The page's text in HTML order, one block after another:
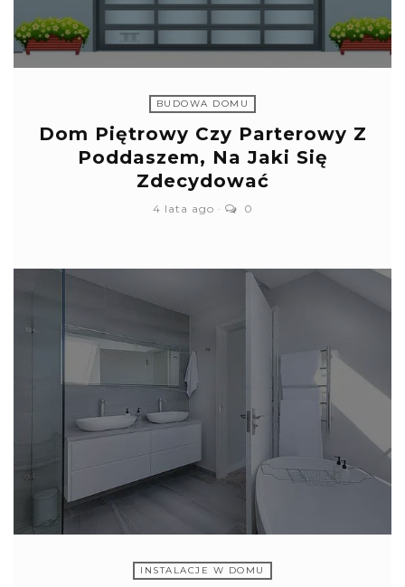
BUDOWA DOMU
Dom Piętrowy Czy Parterowy Z
Poddaszem, Na Jaki Się
Zdecydować
4 lata ago 0
INSTALACJE W DOMU